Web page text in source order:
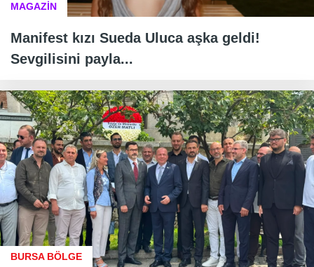
MAGAZİN
Manifest kızı Sueda Uluca aşka geldi!
Sevgilisini payla...
BURSA BÖLGE